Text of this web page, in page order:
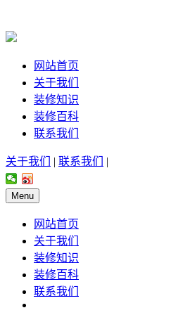
网站首页
关于我们
装修知识
装修百科
联系我们
关于我们 | 联系我们 |
Menu
网站首页
关于我们
装修知识
装修百科
联系我们